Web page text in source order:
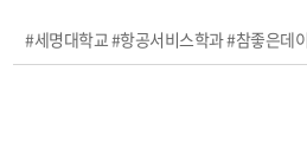
#세명대학교 #항공서비스학과 #참좋은데